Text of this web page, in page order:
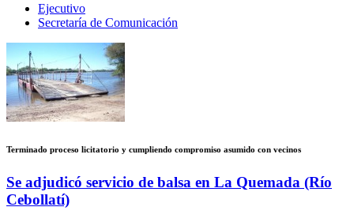
Ejecutivo
Secretaría de Comunicación
Terminado proceso licitatorio y cumpliendo compromiso asumido con vecinos
Se adjudicó servicio de balsa en La Quemada (Río
Cebollatí)